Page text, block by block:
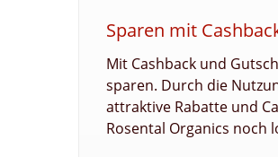
Sparen mit
Mit Cashback und
sparen. Durch die
attraktive Rabatte und
Rosental Organics noch